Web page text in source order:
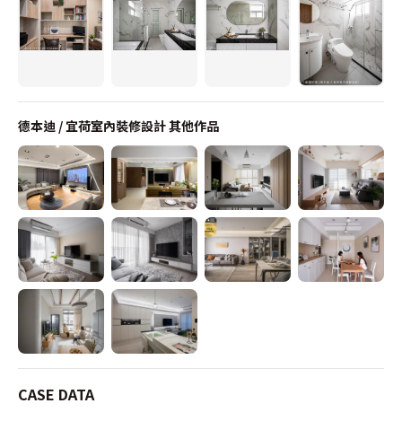
德本迪 / 宜荷室內裝修設計其他作品
CASE DATA